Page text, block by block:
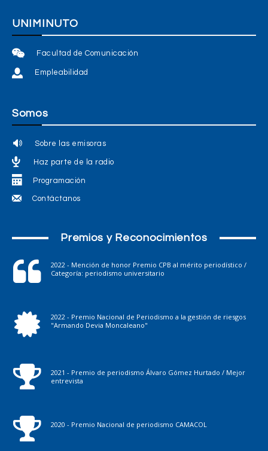
UNIMINUTO
Facultad de Comunicación
Empleabilidad
Somos
Sobre las emisoras
Haz parte de la radio
Programación
Contáctanos
Premios y Reconocimientos
2022 - Mención de honor Premio CPB al mérito periodístico /
Categoría: periodismo universitario
2022 - Premio Nacional de Periodismo a la gestión de riesgos
"Armando Devia Moncaleano"
2021 - Premio de periodismo Álvaro Gómez Hurtado / Mejor
entrevista
2020 - Premio Nacional de periodismo CAMACOL